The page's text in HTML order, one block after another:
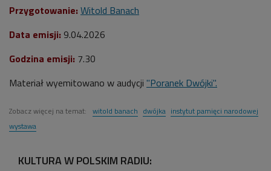
Przygotowanie: Witold Banach
Data emisji: 9.04.2026
Godzina emisji: 7.30
Materiał wyemitowano w audycji "Poranek Dwójki".
Zobacz więcej na temat: witold banach dwójka instytut pamięci narodowej
wystawa
KULTURA W POLSKIM RADIU: